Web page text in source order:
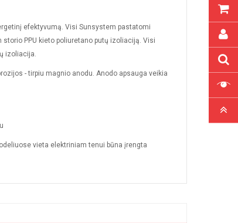
efektyvumą. Visi Sunsystem pastatomi
PPU kieto poliuretano putų izoliaciją. Visi
izoliacija.
- tirpiu magnio anodu. Anodo apsauga veikia
vieta elektriniam tenui būna įrengta